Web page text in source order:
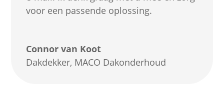
voor een passende oplossing.
Connor van Koot
Dakdekker, MACO Dakonderhoud